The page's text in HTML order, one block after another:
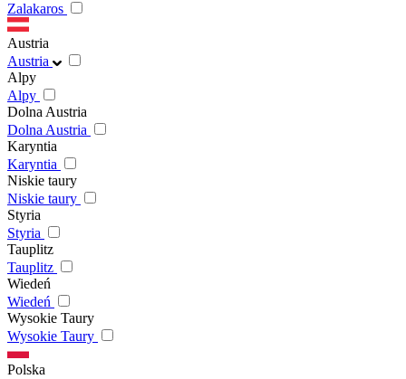
Zalakaros
Austria
Austria
Alpy
Alpy
Dolna Austria
Dolna Austria
Karyntia
Karyntia
Niskie taury
Niskie taury
Styria
Styria
Tauplitz
Tauplitz
Wiedeń
Wiedeń
Wysokie Taury
Wysokie Taury
Polska